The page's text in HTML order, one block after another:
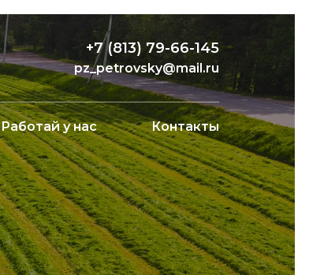
+7 (813) 79-66-145
pz_petrovsky@mail.ru
Работай у нас Контакты